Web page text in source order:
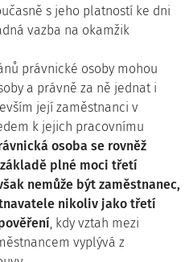
s jeho platností ke dni
vazba na okamžik
právnické osoby mohou
a právně za ně jednat i
její zaměstnanci v
k jejich pracovnímu
osoba se rovněž
plné moci třetí
nemůže být zaměstnanec,
nikoliv jako třetí
, kdy vztah mezi
vyplývá z